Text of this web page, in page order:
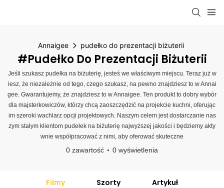
Annaigee pudełko do prezentacji biżuterii
#pudełko Do Prezentacji Biżuterii
Jeśli szukasz pudełka na biżuterię, jesteś we właściwym miejscu. Teraz już w
iesz, że niezależnie od tego, czego szukasz, na pewno znajdziesz to w Annai
gee. Gwarantujemy, że znajdziesz to w Annaigee. Ten produkt to dobry wybór
dla majsterkowiczów, którzy chcą zaoszczędzić na projekcie kuchni, oferując
im szeroki wachlarz opcji projektowych. Naszym celem jest dostarczanie nas
zym stałym klientom pudełek na biżuterię najwyższej jakości i będziemy akty
wnie współpracować z nimi, aby oferować skuteczne
0 zawartość 0 wyświetlenia
Filmy Szorty Artykuł